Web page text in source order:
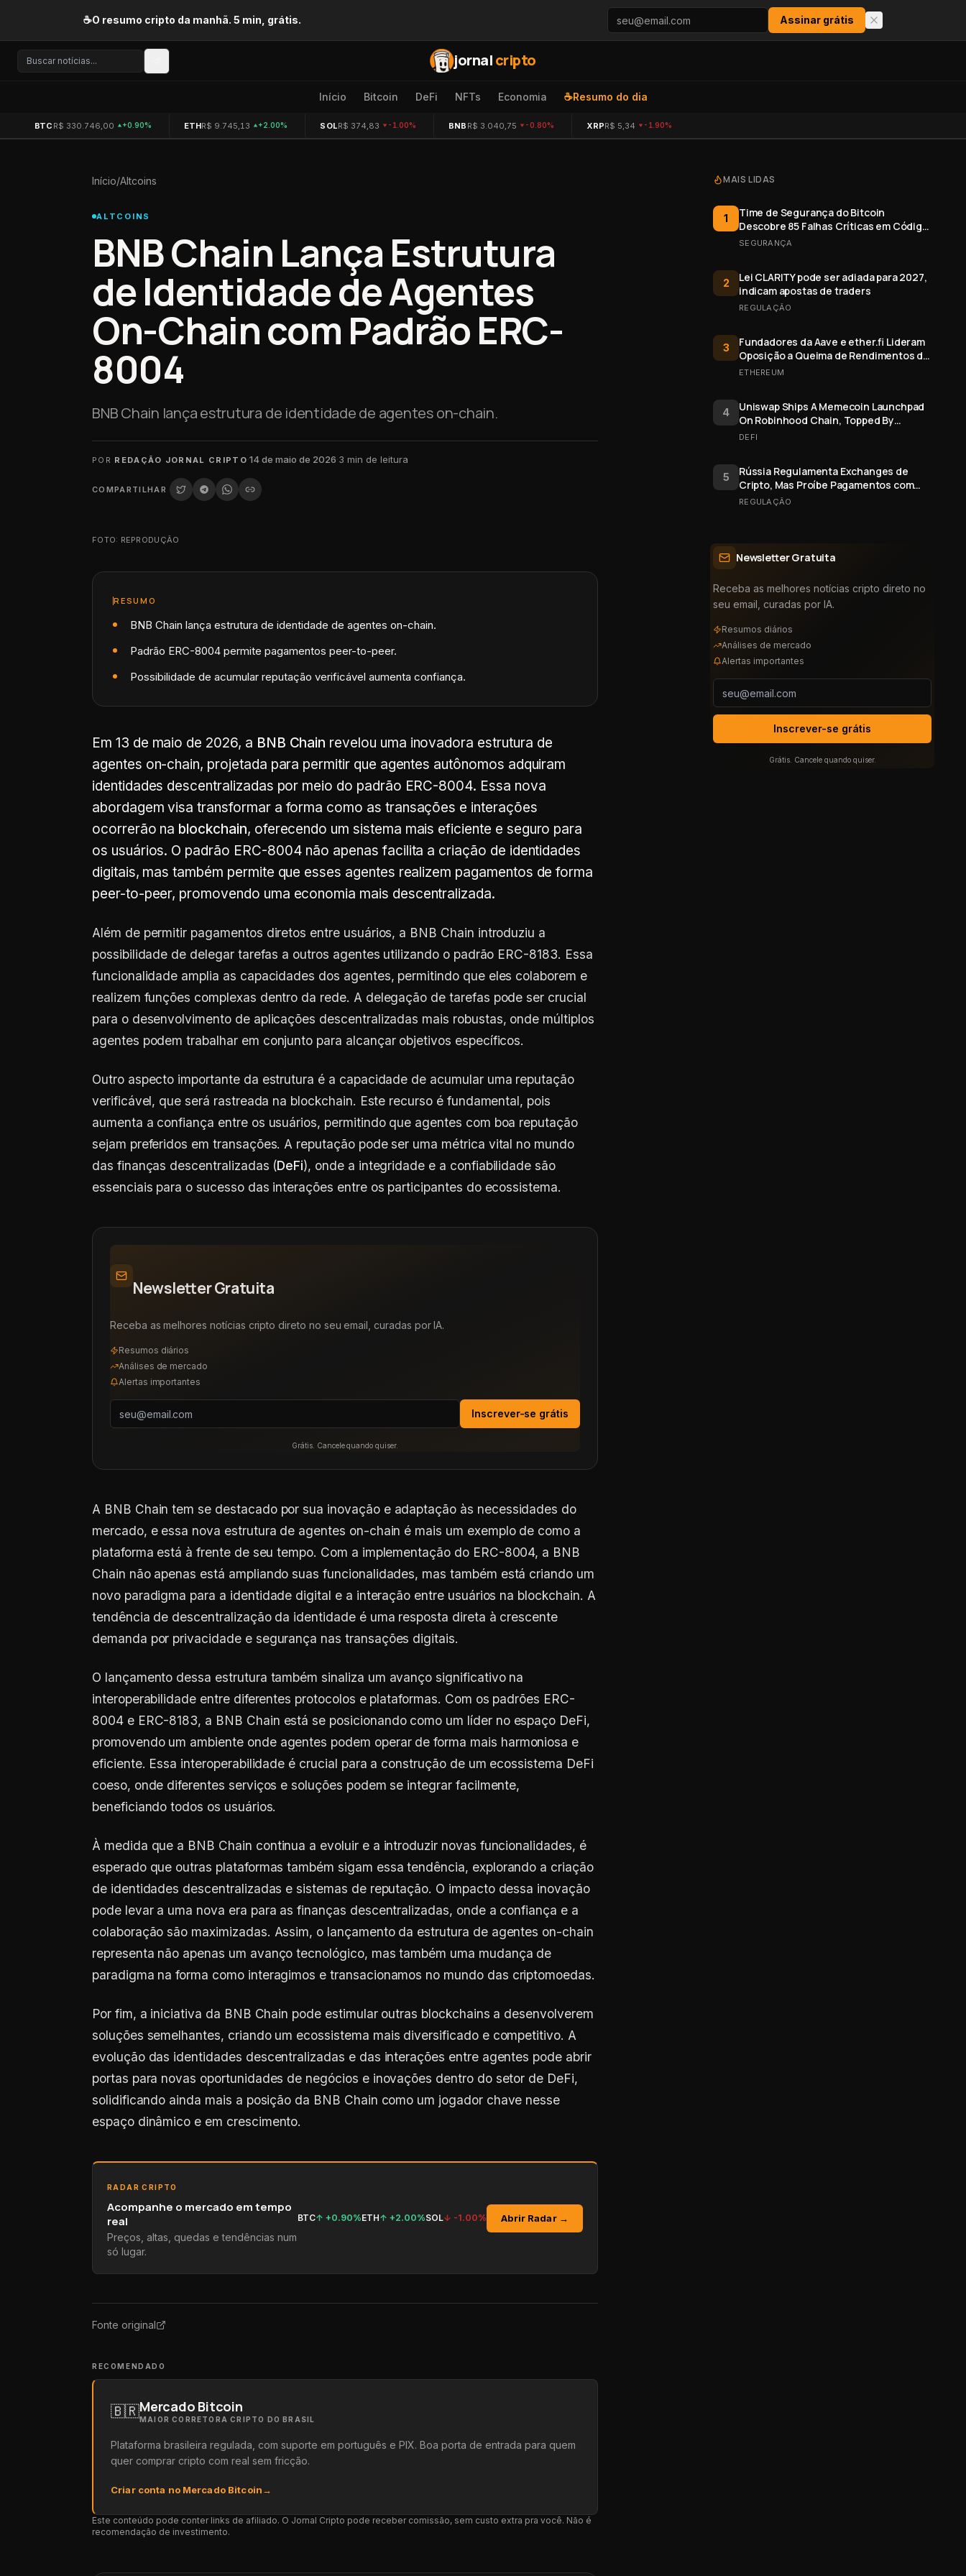
☕O resumo cripto da manhã. 5 min, grátis. Assinar grátis
jornalcripto
Início Bitcoin DeFi NFTs Economia ☕Resumo do dia
BTC R$ 330.746,00 +0.90% ETHR$ 9.745,13 +2.00% SOLR$ 374,83 -1.00% BNB R$ 3.040,75 -0.80% XRPR$ 5,34 -1.90%
Início/Altcoins
ALTCOINS
BNB Chain Lança Estrutura
de Identidade de Agentes
On-Chain com Padrão ERC-
8004
BNB Chain lança estrutura de identidade de agentes on-chain.
POR REDAÇÃO JORNAL CRIPTO·14 de maio de 2026·3 min de leitura
COMPARTILHAR
FOTO: REPRODUÇÃO
RESUMO
BNB Chain lança estrutura de identidade de agentes on-chain.
Padrão ERC-8004 permite pagamentos peer-to-peer.
Possibilidade de acumular reputação verificável aumenta confiança.
Em 13 de maio de 2026, a BNB Chain revelou uma inovadora estrutura de
agentes on-chain, projetada para permitir que agentes autônomos adquiram
identidades descentralizadas por meio do padrão ERC-8004. Essa nova
abordagem visa transformar a forma como as transações e interações
ocorrerão na blockchain, oferecendo um sistema mais eficiente e seguro para
os usuários. O padrão ERC-8004 não apenas facilita a criação de identidades
digitais, mas também permite que esses agentes realizem pagamentos de forma
peer-to-peer, promovendo uma economia mais descentralizada.
Além de permitir pagamentos diretos entre usuários, a BNB Chain introduziu a
possibilidade de delegar tarefas a outros agentes utilizando o padrão ERC-8183. Essa
funcionalidade amplia as capacidades dos agentes, permitindo que eles colaborem e
realizem funções complexas dentro da rede. A delegação de tarefas pode ser crucial
para o desenvolvimento de aplicações descentralizadas mais robustas, onde múltiplos
agentes podem trabalhar em conjunto para alcançar objetivos específicos.
Outro aspecto importante da estrutura é a capacidade de acumular uma reputação
verificável, que será rastreada na blockchain. Este recurso é fundamental, pois
aumenta a confiança entre os usuários, permitindo que agentes com boa reputação
sejam preferidos em transações. A reputação pode ser uma métrica vital no mundo
das finanças descentralizadas (DeFi), onde a integridade e a confiabilidade são
essenciais para o sucesso das interações entre os participantes do ecossistema.
Newsletter Gratuita
Receba as melhores notícias cripto direto no seu email, curadas por IA.
Resumos diários
Análises de mercado
Alertas importantes
Inscrever-se grátis
Grátis. Cancele quando quiser.
A BNB Chain tem se destacado por sua inovação e adaptação às necessidades do
mercado, e essa nova estrutura de agentes on-chain é mais um exemplo de como a
plataforma está à frente de seu tempo. Com a implementação do ERC-8004, a BNB
Chain não apenas está ampliando suas funcionalidades, mas também está criando um
novo paradigma para a identidade digital e a interação entre usuários na blockchain. A
tendência de descentralização da identidade é uma resposta direta à crescente
demanda por privacidade e segurança nas transações digitais.
O lançamento dessa estrutura também sinaliza um avanço significativo na
interoperabilidade entre diferentes protocolos e plataformas. Com os padrões ERC-
8004 e ERC-8183, a BNB Chain está se posicionando como um líder no espaço DeFi,
promovendo um ambiente onde agentes podem operar de forma mais harmoniosa e
eficiente. Essa interoperabilidade é crucial para a construção de um ecossistema DeFi
coeso, onde diferentes serviços e soluções podem se integrar facilmente,
beneficiando todos os usuários.
À medida que a BNB Chain continua a evoluir e a introduzir novas funcionalidades, é
esperado que outras plataformas também sigam essa tendência, explorando a criação
de identidades descentralizadas e sistemas de reputação. O impacto dessa inovação
pode levar a uma nova era para as finanças descentralizadas, onde a confiança e a
colaboração são maximizadas. Assim, o lançamento da estrutura de agentes on-chain
representa não apenas um avanço tecnológico, mas também uma mudança de
paradigma na forma como interagimos e transacionamos no mundo das criptomoedas.
Por fim, a iniciativa da BNB Chain pode estimular outras blockchains a desenvolverem
soluções semelhantes, criando um ecossistema mais diversificado e competitivo. A
evolução das identidades descentralizadas e das interações entre agentes pode abrir
portas para novas oportunidades de negócios e inovações dentro do setor de DeFi,
solidificando ainda mais a posição da BNB Chain como um jogador chave nesse
espaço dinâmico e em crescimento.
RADAR CRIPTO
Acompanhe o mercado em tempo
real
Preços, altas, quedas e tendências num
só lugar.
BTC↑ +0.90%ETH↑ +2.00%SOL↓ -1.00% Abrir Radar →
Fonte original
RECOMENDADO
🇧🇷Mercado Bitcoin
MAIOR CORRETORA CRIPTO DO BRASIL
Plataforma brasileira regulada, com suporte em português e PIX. Boa porta de entrada para quem
quer comprar cripto com real sem fricção.
Criar conta no Mercado Bitcoin→
Este conteúdo pode conter links de afiliado. O Jornal Cripto pode receber comissão, sem custo extra pra você. Não é
recomendação de investimento.
MAIS LIDAS
1
Time de Segurança do Bitcoin
Descobre 85 Falhas Críticas em Código
Aberto
SEGURANÇA
2
Lei CLARITY pode ser adiada para 2027,
indicam apostas de traders
REGULAÇÃO
3
Fundadores da Aave e ether.fi Lideram
Oposição a Queima de Rendimentos de
Staking do Ethereum
ETHEREUM
4
Uniswap Ships A Memecoin Launchpad
On Robinhood Chain, Topped By
$FRONG Token Minted Six Days Early
DEFI
5
Rússia Regulamenta Exchanges de
Cripto, Mas Proíbe Pagamentos com
Bitcoin
REGULAÇÃO
Newsletter Gratuita
Receba as melhores notícias cripto direto no
seu email, curadas por IA.
Resumos diários
Análises de mercado
Alertas importantes
Inscrever-se grátis
Grátis. Cancele quando quiser.